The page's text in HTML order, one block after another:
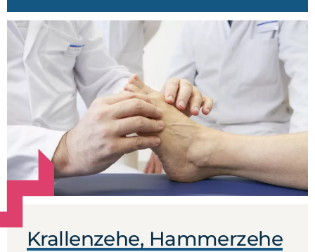
Krallenzehe, Hammerzehe